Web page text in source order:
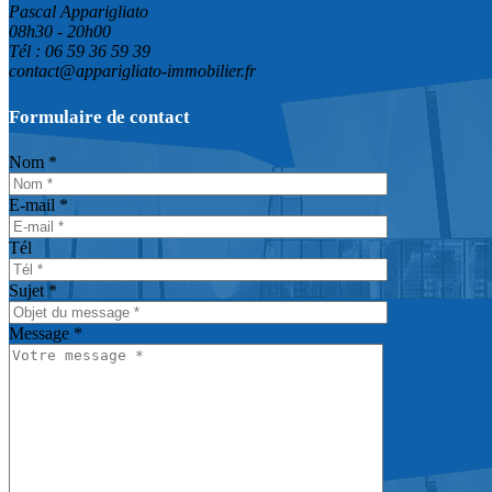
Quint-Fonsegrives
Roques
Saint Martin du Touch
Saint-Orens-de-Gameville
Ségoufielle
Seilh
Tournefeuille
Pascal Apparigliato
08h30 - 20h00
Tél : 06 59 36 59 39
contact@apparigliato-immobilier.fr
Formulaire de contact
Nom *
E-mail *
Tél
Sujet *
Message *